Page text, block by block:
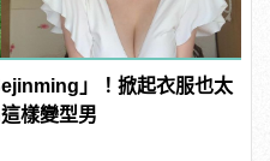
」！掀起衣服也太
樣變型男